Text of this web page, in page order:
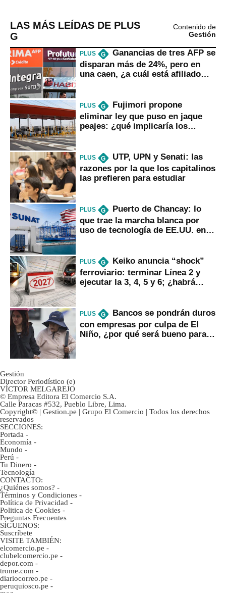
LAS MÁS LEÍDAS DE PLUS
G
Contenido de
Gestión
PLUS G
Ganancias de tres AFP se
disparan más de 24%, pero en
una caen, ¿a cuál está afiliado
PLUS G
Fujimori propone
eliminar ley que puso en jaque
peajes: ¿qué implicaría los
PLUS G
UTP, UPN y Senati: las
razones por la que los capitalinos
las prefieren para estudiar
PLUS G
Puerto de Chancay: lo
que trae la marcha blanca por
uso de tecnología de EE.UU. en
PLUS G
Keiko anuncia “shock”
ferroviario: terminar Línea 2 y
ejecutar la 3, 4, 5 y 6; ¿habrá
PLUS G
Bancos se pondrán duros
con empresas por culpa de El
Niño, ¿por qué será bueno para
Gestión
Director Periodístico (e)
VÍCTOR MELGAREJO
© Empresa Editora El Comercio S.A.
Calle Paracas #532, Pueblo Libre, Lima.
Copyright© | Gestion.pe | Grupo El Comercio | Todos los derechos
reservados
SECCIONES:
Portada -
Economía -
Mundo -
Perú -
Tu Dinero -
Tecnología
CONTACTO:
¿Quiénes somos? -
Términos y Condiciones -
Política de Privacidad -
Politica de Cookies -
Preguntas Frecuentes
SÍGUENOS:
Suscríbete
VISITE TAMBIÉN:
elcomercio.pe -
clubelcomercio.pe -
depor.com -
trome.com -
diariocorreo.pe -
peruquiosco.pe -